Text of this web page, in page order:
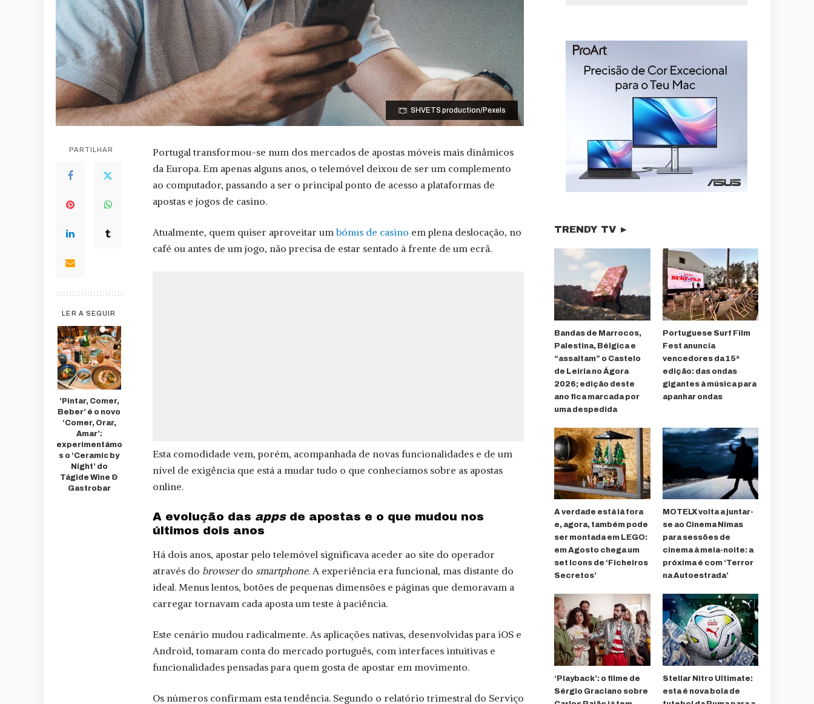
SHVETS production/Pexels
PARTILHAR
LER A SEGUIR
‘Pintar, Comer,
Beber’ é o novo
‘Comer, Orar,
Amar’:
experimentámo
s o ‘Ceramic by
Night’ do
Tágide Wine &
Gastrobar
Portugal transformou-se num dos mercados de apostas móveis mais dinâmicos
da Europa. Em apenas alguns anos, o telemóvel deixou de ser um complemento
ao computador, passando a ser o principal ponto de acesso a plataformas de
apostas e jogos de casino.
Atualmente, quem quiser aproveitar umbónus de casino em plena deslocação, no
café ou antes de um jogo, não precisa de estar sentado à frente de um ecrã.
Esta comodidade vem, porém, acompanhada de novas funcionalidades e de um
nível de exigência que está a mudar tudo o que conhecíamos sobre as apostas
online.
A evolução das appsde apostas e o que mudou nos
últimos dois anos
Há dois anos, apostar pelo telemóvel significava aceder ao site do operador
através do browserdo smartphone. A experiência era funcional, mas distante do
ideal. Menus lentos, botões de pequenas dimensões e páginas que demoravam a
carregar tornavam cada aposta um teste à paciência.
Este cenário mudou radicalmente. As aplicações nativas, desenvolvidas para iOS e
Android, tomaram conta do mercado português, com interfaces intuitivas e
funcionalidades pensadas para quem gosta de apostar em movimento.
Os números confirmam esta tendência. Segundo o relatório trimestral do Serviço
TRENDY TV ►
Bandas de Marrocos,
Palestina, Bélgica e
“assaltam” o Castelo
de Leiria no Ágora
2026; edição deste
ano fica marcada por
uma despedida
Portuguese Surf Film
Fest anuncia
vencedores da 15ª
edição: das ondas
gigantes à música para
apanhar ondas
A verdade está lá fora
e, agora, também pode
ser montada em LEGO:
em Agosto chega um
set Icons de ‘Ficheiros
Secretos’
MOTELX volta a juntar-
se ao Cinema Nimas
para sessões de
cinema à meia-noite: a
próxima é com ‘Terror
na Autoestrada’
‘Playback’: o filme de
Sérgio Graciano sobre
Stellar Nitro Ultimate:
esta é nova bola de